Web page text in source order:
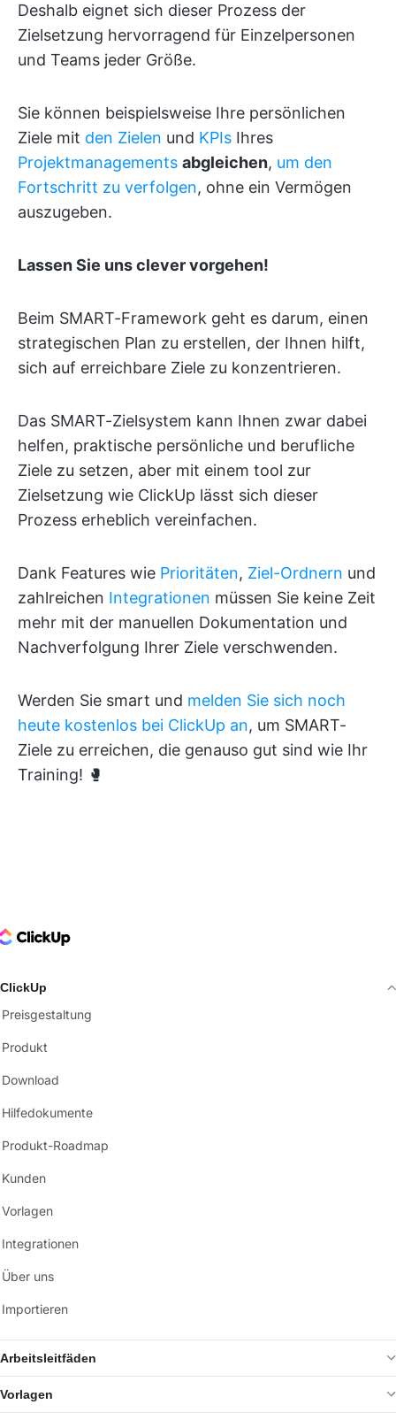
Deshalb eignet sich dieser Prozess der
Zielsetzung hervorragend für Einzelpersonen
und Teams jeder Größe.
Sie können beispielsweise Ihre persönlichen
Ziele mit den Zielen und KPIs Ihres
Projektmanagements abgleichen, um den
Fortschritt zu verfolgen, ohne ein Vermögen
auszugeben.
Lassen Sie uns clever vorgehen!
Beim SMART-Framework geht es darum, einen
strategischen Plan zu erstellen, der Ihnen hilft,
sich auf erreichbare Ziele zu konzentrieren.
Das SMART-Zielsystem kann Ihnen zwar dabei
helfen, praktische persönliche und berufliche
Ziele zu setzen, aber mit einem tool zur
Zielsetzung wie ClickUp lässt sich dieser
Prozess erheblich vereinfachen.
Dank Features wie Prioritäten, Ziel-Ordnern und
zahlreichen Integrationen müssen Sie keine Zeit
mehr mit der manuellen Dokumentation und
Nachverfolgung Ihrer Ziele verschwenden.
Werden Sie smart und melden Sie sich noch
heute kostenlos bei ClickUp an, um SMART-
Ziele zu erreichen, die genauso gut sind wie Ihr
Training! 🥊
Logo
ClickUp
Preisgestaltung
Produkt
Download
Hilfedokumente
Produkt-Roadmap
Kunden
Vorlagen
Integrationen
Über uns
Importieren
Arbeitsleitfäden
Vorlagen